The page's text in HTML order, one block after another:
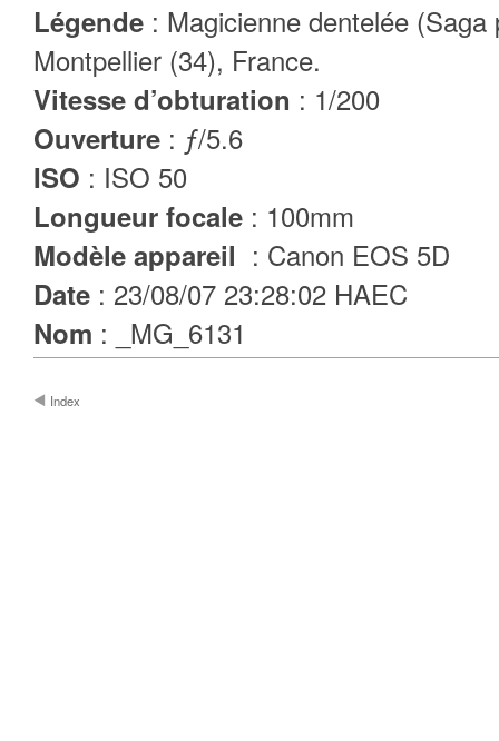
Légende : Magicienne dentelée
Montpellier (34), France.
Vitesse d’obturation : 1/200
Ouverture : ƒ/5.6
ISO : ISO 50
Longueur focale : 100mm
Modèle appareil : Canon EOS 5D
Date : 23/08/07 23:28:02 HAEC
Nom : _MG_6131
Index